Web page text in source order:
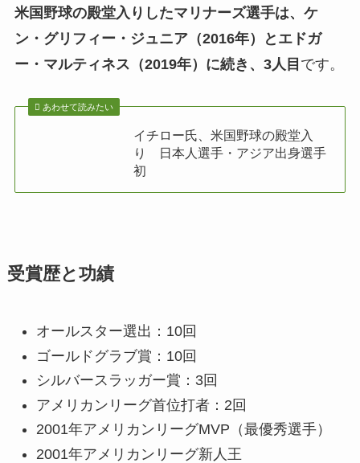
米国野球の殿堂入りしたマリナーズ選手は、ケ
ン・グリフィー・ジュニア（2016年）とエドガ
ー・マルティネス（2019年）に続き、3人目 です。
あわせて読みたい
イチロー氏、米国野球の殿堂入
り 日本人選手・アジア出身選手
初
受賞歴と功績
オールスター選出：10回
ゴールドグラブ賞：10回
シルバースラッガー賞：3回
アメリカンリーグ首位打者：2回
2001年アメリカンリーグMVP（最優秀選手）
2001年アメリカンリーグ新人王